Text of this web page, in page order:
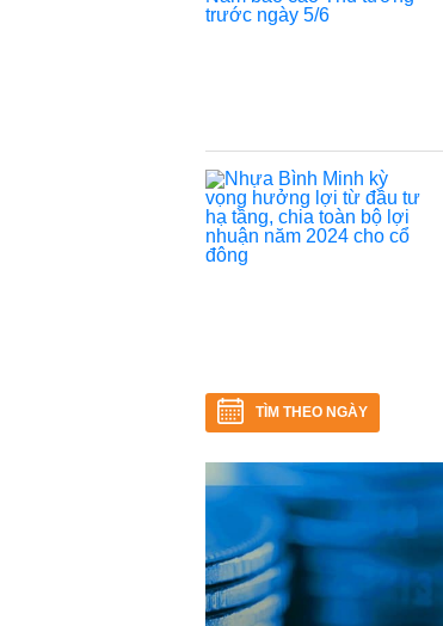
TÌM THEO NGÀY